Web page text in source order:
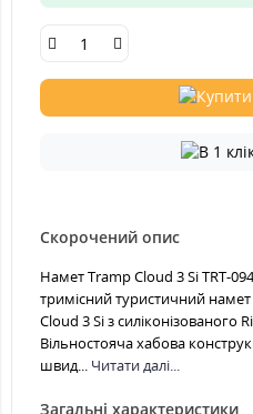
Скорочений опис
Намет Tramp Cloud 3 Si TRT-
тримісний туристичний намет
Cloud 3 Si з силіконізованого
Вільностояча хабова
швид... Читати далі...
Загальні характеристики